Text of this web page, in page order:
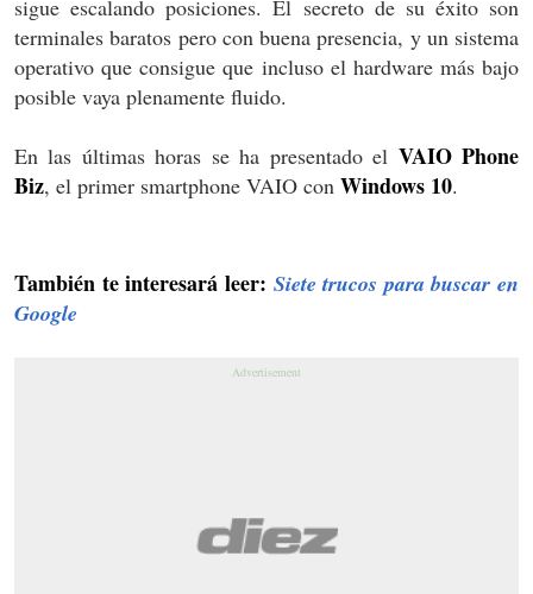
sigue escalando posiciones. El secreto de su éxito son
terminales baratos pero con buena presencia, y un sistema
operativo que consigue que incluso el hardware más bajo
posible vaya plenamente fluido.
En las últimas horas se ha presentado el VAIO Phone
Biz, el primer smartphone VAIO con Windows 10.
También te interesará leer: Siete trucos para buscar en
Google